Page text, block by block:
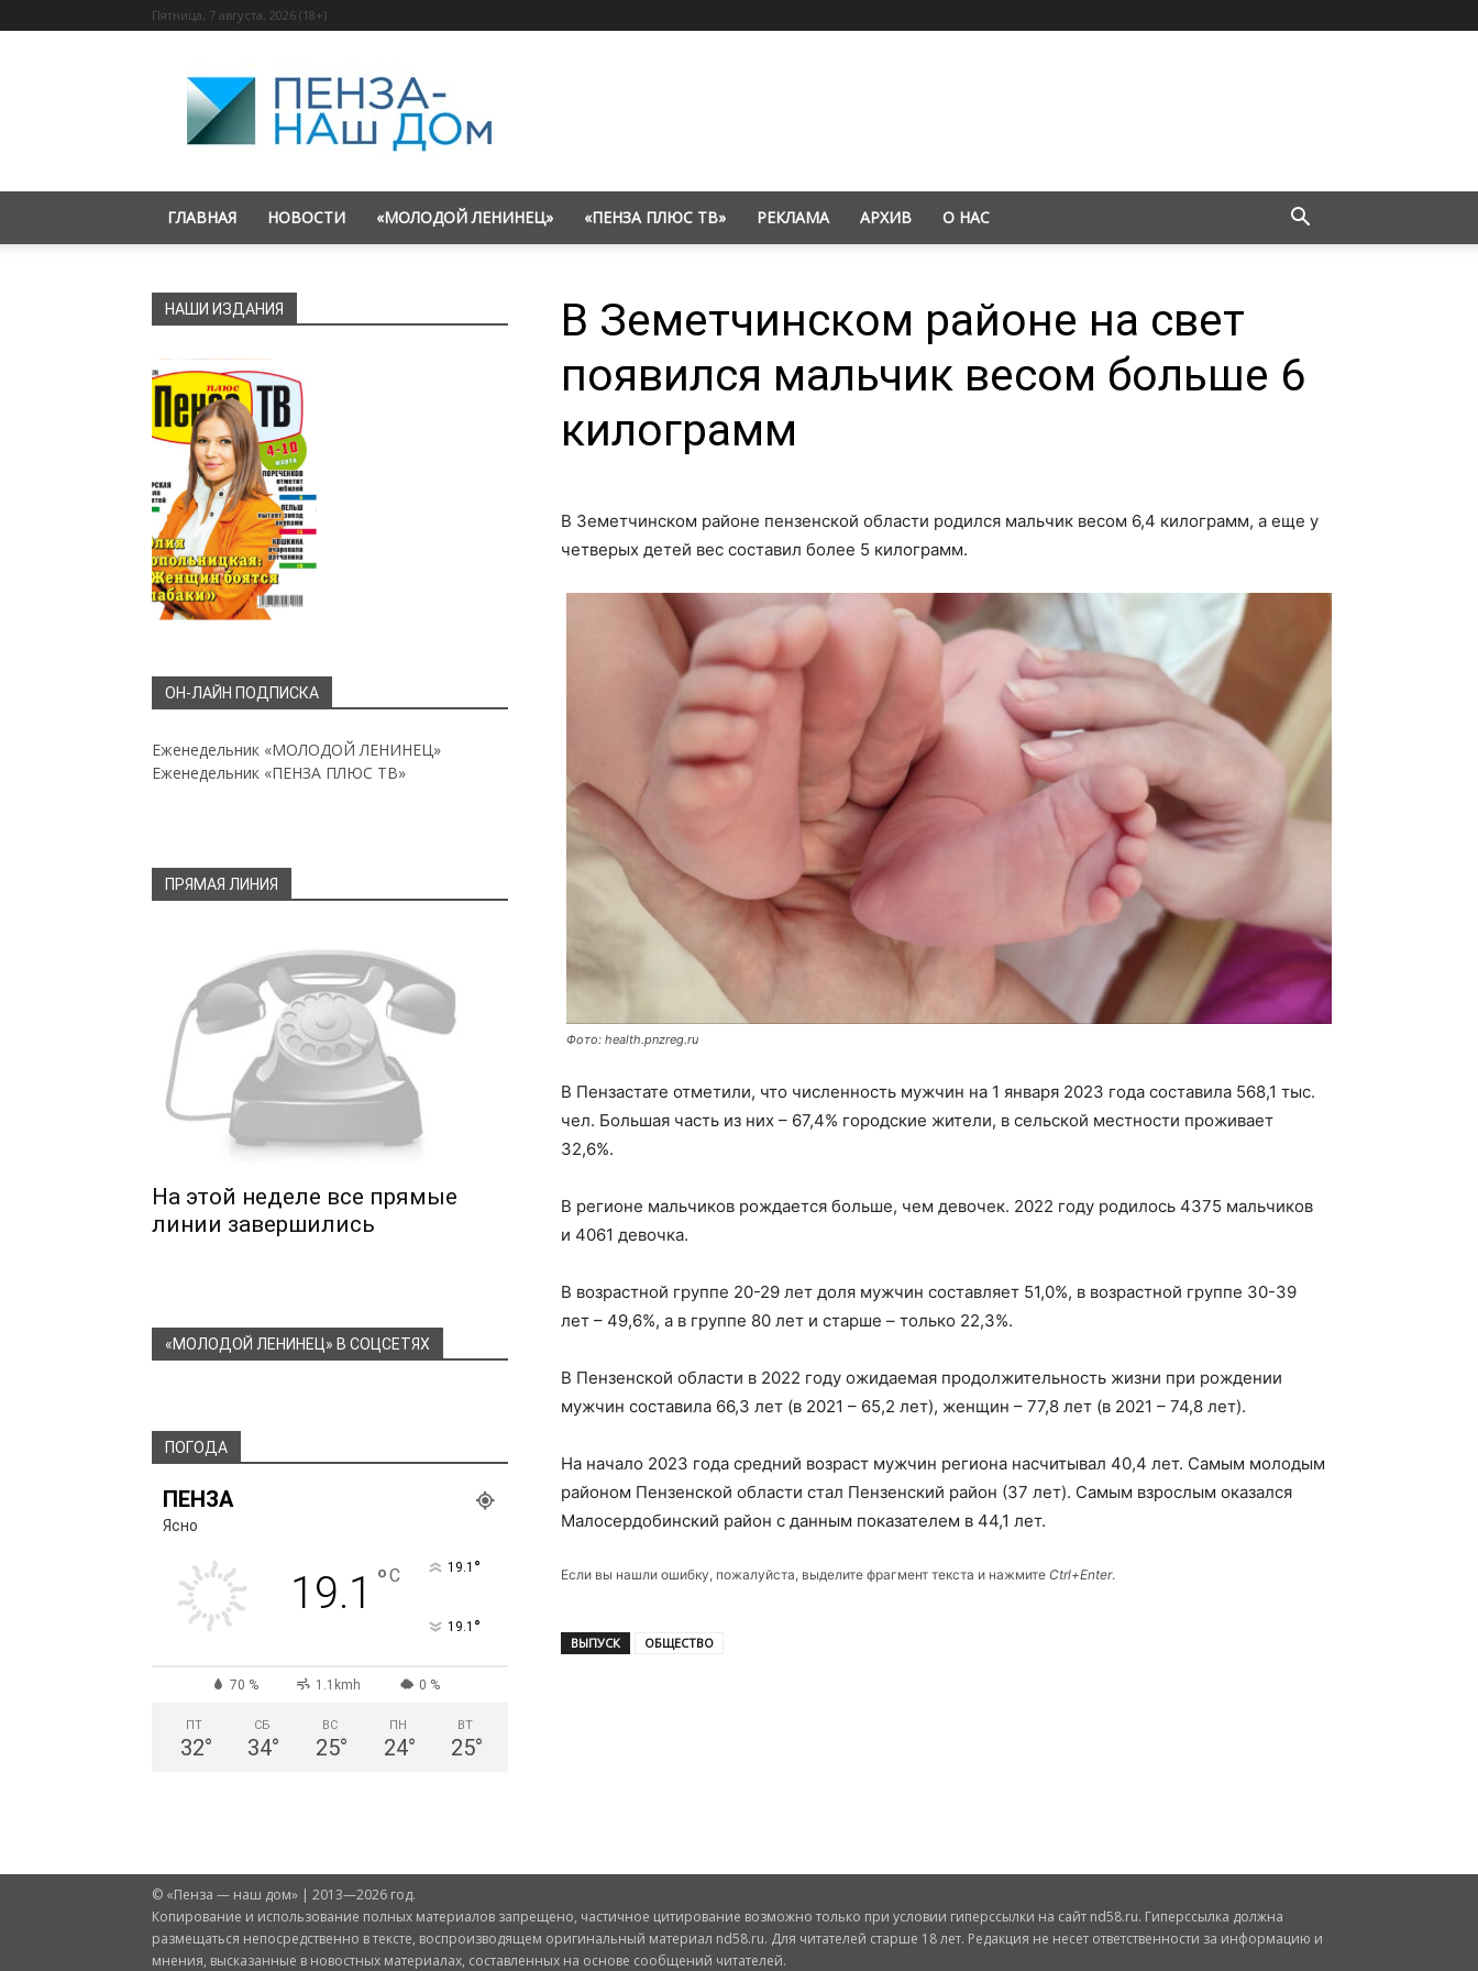
Пятница, 7 августа, 2026 (18+)
«Пенза
—
наш
дом»
ГЛАВНАЯ НОВОСТИ «МОЛОДОЙ ЛЕНИНЕЦ» «ПЕНЗА ПЛЮС ТВ» РЕКЛАМА АРХИВ О НАС
В Земетчинском районе на свет
появился мальчик весом больше 6
килограмм
В Земетчинском районе пензенской области родился мальчик весом 6,4 килограмм, а еще у
четверых детей вес составил более 5 килограмм.
Фото: health.pnzreg.ru
В Пензастате отметили, что численность мужчин на 1 января 2023 года составила 568,1 тыс.
чел. Большая часть из них – 67,4% городские жители, в сельской местности проживает
32,6%.
В регионе мальчиков рождается больше, чем девочек. 2022 году родилось 4375 мальчиков
и 4061 девочка.
В возрастной группе 20-29 лет доля мужчин составляет 51,0%, в возрастной группе 30-39
лет – 49,6%, а в группе 80 лет и старше – только 22,3%.
В Пензенской области в 2022 году ожидаемая продолжительность жизни при рождении
мужчин составила 66,3 лет (в 2021 – 65,2 лет), женщин – 77,8 лет (в 2021 – 74,8 лет).
На начало 2023 года средний возраст мужчин региона насчитывал 40,4 лет. Самым молодым
районом Пензенской области стал Пензенский район (37 лет). Самым взрослым оказался
Малосердобинский район с данным показателем в 44,1 лет.
Если вы нашли ошибку, пожалуйста, выделите фрагмент текста и нажмите Ctrl+Enter.
ВЫПУСК ОБЩЕСТВО
НАШИ ИЗДАНИЯ
ОН-ЛАЙН ПОДПИСКА
Еженедельник «МОЛОДОЙ ЛЕНИНЕЦ»
Еженедельник «ПЕНЗА ПЛЮС ТВ»
ПРЯМАЯ ЛИНИЯ
На этой неделе все прямые
линии завершились
«МОЛОДОЙ ЛЕНИНЕЦ» В СОЦСЕТЯХ
ПОГОДА
ПЕНЗА
Ясно
19.1 °C 19.1 °
19.1 °
70 % 1.1kmh 0 %
ПТ
32°
СБ
34°
ВС
25°
ПН
24°
ВТ
25°
© «Пенза — наш дом» | 2013—2026 год.
Копирование и использование полных материалов запрещено, частичное цитирование возможно только при условии гиперссылки на сайт nd58.ru. Гиперссылка должна
размещаться непосредственно в тексте, воспроизводящем оригинальный материал nd58.ru. Для читателей старше 18 лет. Редакция не несет ответственности за информацию и
мнения, высказанные в новостных материалах, составленных на основе сообщений читателей.